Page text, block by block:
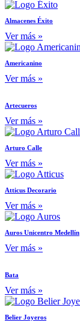
Almacenes Éxito
Ver más »
Americanino
Ver más »
Artecueros
Ver más »
Arturo Calle
Ver más »
Atticus Decorario
Ver más »
Auros Unicentro Medellín
Ver más »
Bata
Ver más »
Belier Joyeros